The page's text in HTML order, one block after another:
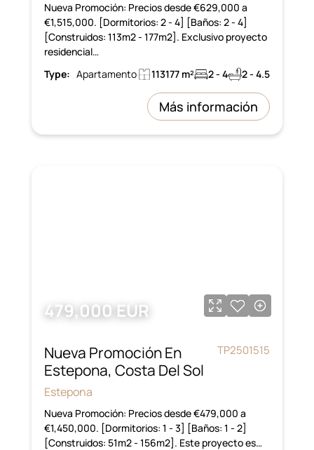
Nueva Promoción: Precios desde €629,000 a
€1,515,000. [Dormitorios: 2 - 4] [Baños: 2 - 4]
[Construidos: 113m2 - 177m2]. Exclusivo proyecto
residencial…
Type: Apartamento 113177 m² 2 - 4 2 - 4.5
Más información
479,000 EUR
Nueva Promoción En
Estepona, Costa Del Sol
TP2501515
Estepona
Nueva Promoción: Precios desde €479,000 a
€1,450,000. [Dormitorios: 1 - 3] [Baños: 1 - 2]
[Construidos: 51m2 - 156m2]. Este proyecto es…